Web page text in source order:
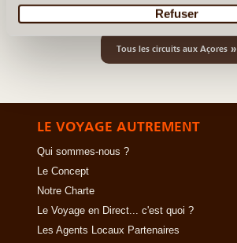
Refuser
Tous les circuits aux Açores»
LE VOYAGE AUTREMENT
Qui sommes-nous ?
Le Concept
Notre Charte
Le Voyage en Direct... c'est quoi ?
Les Agents Locaux Partenaires